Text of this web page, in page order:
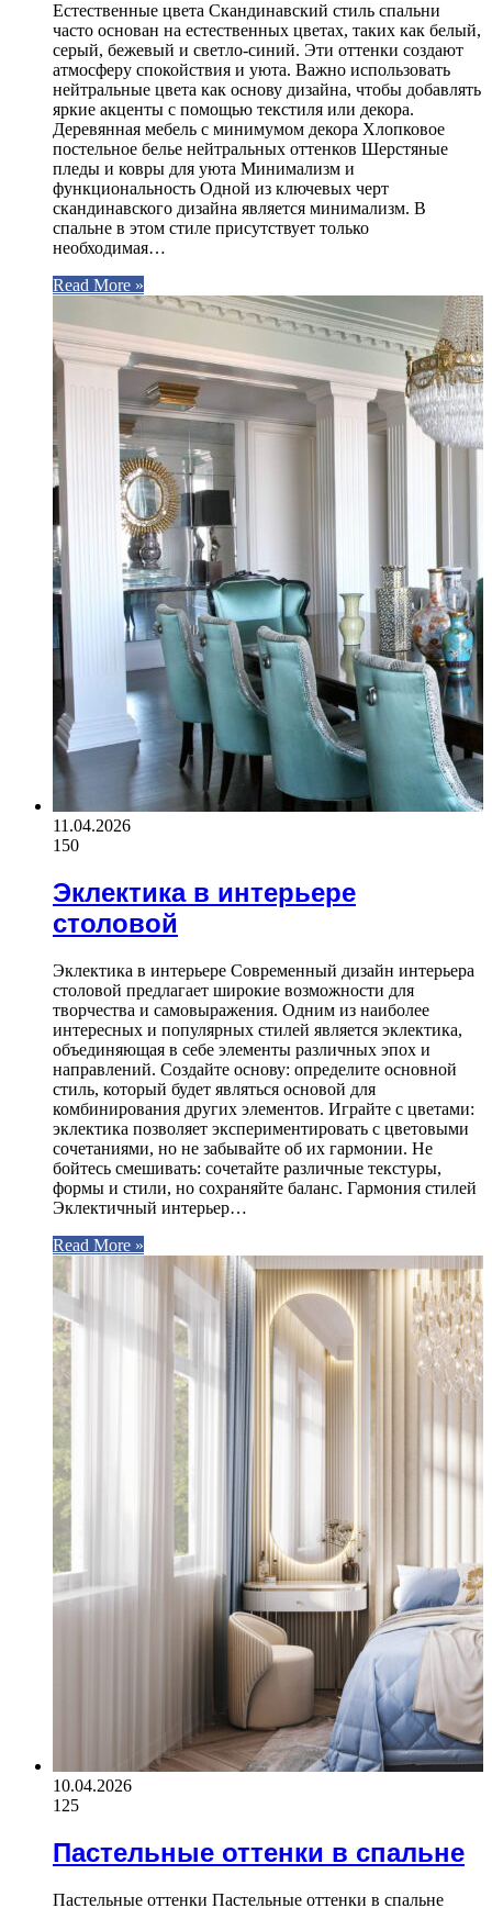
Естественные цвета Скандинавский стиль спальни
часто основан на естественных цветах, таких как белый,
серый, бежевый и светло-синий. Эти оттенки создают
атмосферу спокойствия и уюта. Важно использовать
нейтральные цвета как основу дизайна, чтобы добавлять
яркие акценты с помощью текстиля или декора.
Деревянная мебель с минимумом декора Хлопковое
постельное белье нейтральных оттенков Шерстяные
пледы и ковры для уюта Минимализм и
функциональность Одной из ключевых черт
скандинавского дизайна является минимализм. В
спальне в этом стиле присутствует только
необходимая…
Read More »
11.04.2026
150
Эклектика в интерьере
столовой
Эклектика в интерьере Современный дизайн интерьера
столовой предлагает широкие возможности для
творчества и самовыражения. Одним из наиболее
интересных и популярных стилей является эклектика,
объединяющая в себе элементы различных эпох и
направлений. Создайте основу: определите основной
стиль, который будет являться основой для
комбинирования других элементов. Играйте с цветами:
эклектика позволяет экспериментировать с цветовыми
сочетаниями, но не забывайте об их гармонии. Не
бойтесь смешивать: сочетайте различные текстуры,
формы и стили, но сохраняйте баланс. Гармония стилей
Эклектичный интерьер…
Read More »
10.04.2026
125
Пастельные оттенки в спальне
Пастельные оттенки Пастельные оттенки в спальне